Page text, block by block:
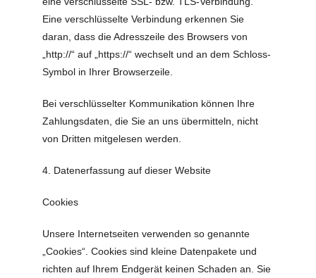
Eine verschlüsselte Verbindung erkennen Sie
daran, dass die Adresszeile des Browsers von
„http://“ auf „https://“ wechselt und an dem Schloss-
Symbol in Ihrer Browserzeile.
Bei verschlüsselter Kommunikation können Ihre
Zahlungsdaten, die Sie an uns übermitteln, nicht
von Dritten mitgelesen werden.
4. Datenerfassung auf dieser Website
Cookies
Unsere Internetseiten verwenden so genannte
„Cookies“. Cookies sind kleine Datenpakete und
richten auf Ihrem Endgerät keinen Schaden an. Sie